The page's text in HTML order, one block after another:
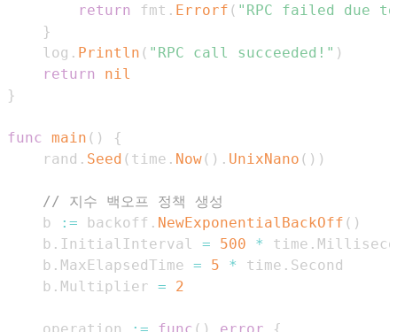
return
fmt . Errorf ( "RPC failed due
}
	log
. Println ( "RPC call succeeded!" )
return
nil
}
func main ( )
{
	rand
. Seed ( time . Now( ) . UnixNano ( ) )
// 지수 백오프 정책 생성
	b
:= backoff . NewExponentialBackOff ( )
	b
. InitialInterval = 500 * time .
	b
. MaxElapsedTime = 5 * time .
	b
. Multiplier = 2